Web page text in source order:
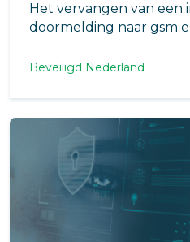
Het vervangen van een
doormelding naar gsm
verzorgd worden. Ook
kozijn/brievenbussen/
ons geen probleem.
Beveiligd Nederland